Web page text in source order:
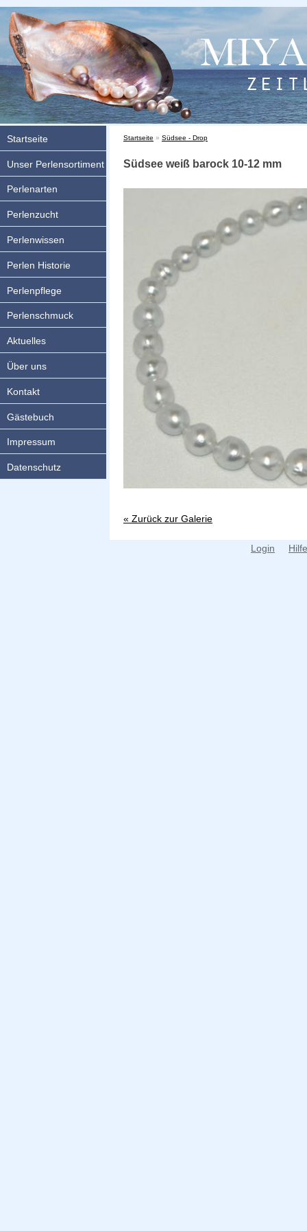
Startseite
Unser Perlensortiment
Perlenarten
Perlenzucht
Perlenwissen
Perlen Historie
Perlenpflege
Perlenschmuck
Aktuelles
Über uns
Kontakt
Gästebuch
Impressum
Datenschutz
Sie sind hier
Startseite » Südsee - Drop
Südsee weiß barock 10-12 mm
« Zurück zur Galerie
Hilfe
Login